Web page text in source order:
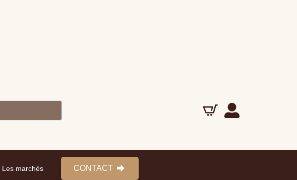
Les marchés CONTACT